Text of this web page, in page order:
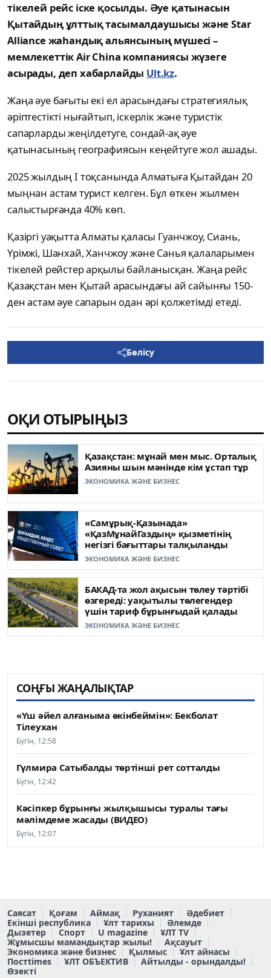
тікелей рейс іске қосылды. Әуе қатынасын
Қытайдың ұлттық тасымалдаушысы және Star
Alliance жаһандық альянсының мүшесі –
мемлекеттік Air China компаниясы жүзеге
асырады, деп хабарлайды Ult.kz.
Жаңа әуе бағыты екі ел арасындағы стратегиялық
әріптестікті нығайтып, іскерлік және туристік
сапарларды жеңілдетуге, сондай-ақ әуе
қатынасының географиясын кеңейтуге жол ашады.
2025 жылдың І тоқсанында Алматыға Қытайдан 20
мыңнан астам турист келген. Бұл өткен жылмен
салыстырғанда 40% көп.
Қазіргі уақытта Алматы қаласы Гуанчжоу, Сиань,
Үрімжі, Шанхай, Ханчжоу және Санья қалаларымен
тікелей рейстер арқылы байланысқан. Жаңа рейс
Қазақстан мен Қытай арасындағы ай сайынғы 150-
ден астам әуе сапарын одан әрі қолжетімді етеді.
Бөлісу
ОҚИ ОТЫРЫҢЫЗ
Қазақстан: мұнай мен мыс. Орталық
Азияны шын мәнінде кім ұстап тұр
ЭКОНОМИКА ЖӘНЕ БИЗНЕС
«Самұрық-Қазынада»
«ҚазМұнайГаздың» қызметінің
негізгі бағыттары талқыланды
ЭКОНОМИКА ЖӘНЕ БИЗНЕС
БАКАД-та жол ақысын төлеу тәртібі
өзгереді: уақытылы төлегендер
үшін тариф бұрынғыдай қалады
ЭКОНОМИКА ЖӘНЕ БИЗНЕС
СОҢҒЫ ЖАҢАЛЫҚТАР
«Үш әйел алғаныма өкінбеймін»: Бекболат
Тілеухан
Бүгін, 12:58
Гүлмира Сатыбалды төртінші рет сотталды
Бүгін, 12:42
Кәсіпкер бұрынғы жылқышысы туралы тағы
мәлімдеме жасады (ВИДЕО)
Бүгін, 12:07
Саясат Қоғам Аймақ Руханият
Әдебиет
Екінші республика
Ұлт тарихы
Әлемде
Дызетер
Спорт U magazine
ҰЛТ TV
Жұмысшы мамандықтар жылы!
Ақсауыт
Экономика және бизнес
Қылмыс
Ұлт айнасы
Постtimes
ҰЛТ ОБЪЕКТИВ
Айтылды - орындалды!
Өзекті